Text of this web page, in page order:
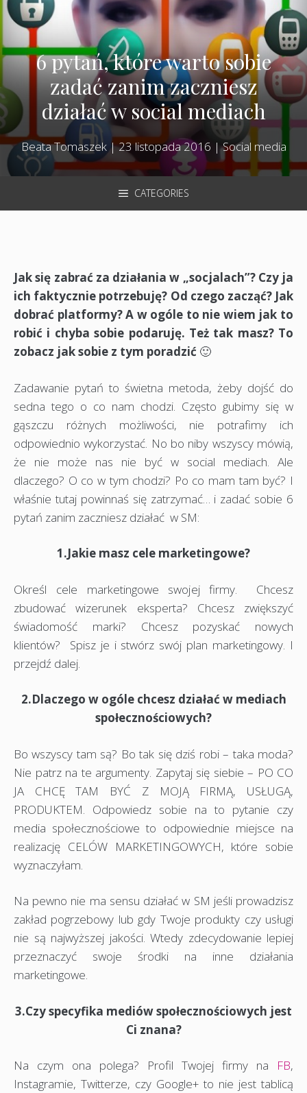
6 pytań, które warto sobie
zadać zanim zaczniesz
działać w social mediach
Beata Tomaszek|23 listopada 2016 |Social media
CATEGORIES
Jak się zabrać za działania w „socjalach”? Czy ja
ich faktycznie potrzebuję? Od czego zacząć? Jak
dobrać platformy? A w ogóle to nie wiem jak to
robić i chyba sobie podaruję. Też tak masz? To
zobacz jak sobie z tym poradzić 🙂
Zadawanie pytań to świetna metoda, żeby dojść do
sedna tego o co nam chodzi. Często gubimy się w
gąszczu różnych możliwości, nie potrafimy ich
odpowiednio wykorzystać. No bo niby wszyscy mówią,
że nie może nas nie być w social mediach. Ale
dlaczego? O co w tym chodzi? Po co mam tam być? I
właśnie tutaj powinnaś się zatrzymać… i zadać sobie 6
pytań zanim zaczniesz działać w SM:
1.Jakie masz cele marketingowe?
Określ cele marketingowe swojej firmy. Chcesz
zbudować wizerunek eksperta? Chcesz zwiększyć
świadomość marki? Chcesz pozyskać nowych
klientów? Spisz je i stwórz swój plan marketingowy. I
przejdź dalej.
2.Dlaczego w ogóle chcesz działać w mediach
społecznościowych?
Bo wszyscy tam są? Bo tak się dziś robi – taka moda?
Nie patrz na te argumenty. Zapytaj się siebie – PO CO
JA CHCĘ TAM BYĆ Z MOJĄ FIRMĄ, USŁUGĄ,
PRODUKTEM. Odpowiedz sobie na to pytanie czy
media społecznościowe to odpowiednie miejsce na
realizację CELÓW MARKETINGOWYCH, które sobie
wyznaczyłam.
Na pewno nie ma sensu działać w SM jeśli prowadzisz
zakład pogrzebowy lub gdy Twoje produkty czy usługi
nie są najwyższej jakości. Wtedy zdecydowanie lepiej
przeznaczyć swoje środki na inne działania
marketingowe.
3.Czy specyfika mediów społecznościowych jest
Ci znana?
Na czym ona polega? Profil Twojej firmy na FB,
Instagramie, Twitterze, czy Google+ to nie jest tablicą